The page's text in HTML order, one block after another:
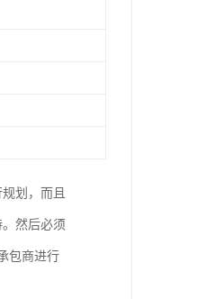
划，而且
然后必须
包商进行